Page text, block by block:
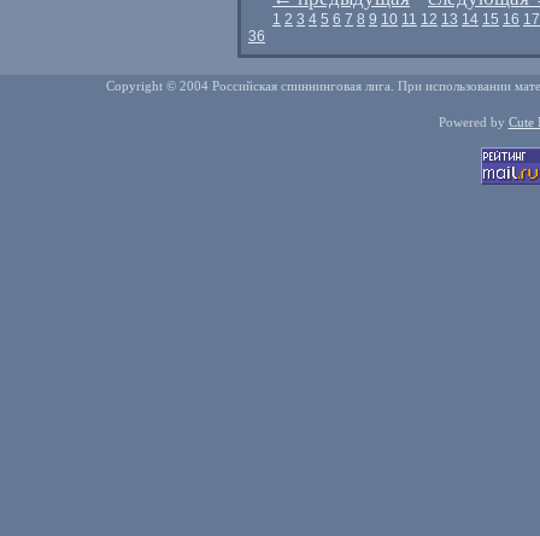
1 2 3 4 5 6 7 8 9 10 11 12 13 14 15 16 17
36
Copyright © 2004 Российская спиннинговая лига. При использовании
Powered by Cute